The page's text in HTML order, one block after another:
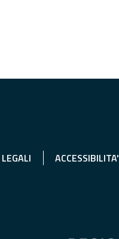
ACCESSIBILITA'